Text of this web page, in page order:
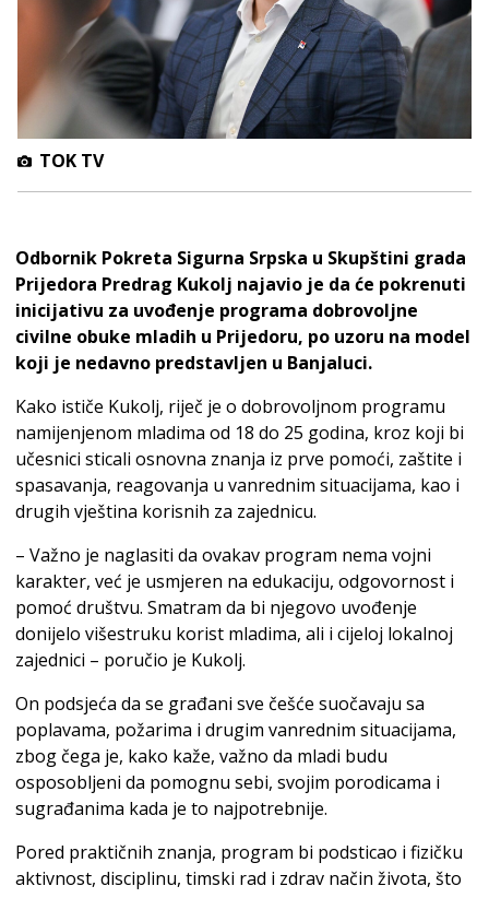
TOK TV
Odbornik Pokreta Sigurna Srpska u Skupštini grada
Prijedora Predrag Kukolj najavio je da će pokrenuti
inicijativu za uvođenje programa dobrovoljne
civilne obuke mladih u Prijedoru, po uzoru na model
koji je nedavno predstavljen u Banjaluci.
Kako ističe Kukolj, riječ je o dobrovoljnom programu
namijenjenom mladima od 18 do 25 godina, kroz koji bi
učesnici sticali osnovna znanja iz prve pomoći, zaštite i
spasavanja, reagovanja u vanrednim situacijama, kao i
drugih vještina korisnih za zajednicu.
– Važno je naglasiti da ovakav program nema vojni
karakter, već je usmjeren na edukaciju, odgovornost i
pomoć društvu. Smatram da bi njegovo uvođenje
donijelo višestruku korist mladima, ali i cijeloj lokalnoj
zajednici – poručio je Kukolj.
On podsjeća da se građani sve češće suočavaju sa
poplavama, požarima i drugim vanrednim situacijama,
zbog čega je, kako kaže, važno da mladi budu
osposobljeni da pomognu sebi, svojim porodicama i
sugrađanima kada je to najpotrebnije.
Pored praktičnih znanja, program bi podsticao i fizičku
aktivnost, disciplinu, timski rad i zdrav način života, što